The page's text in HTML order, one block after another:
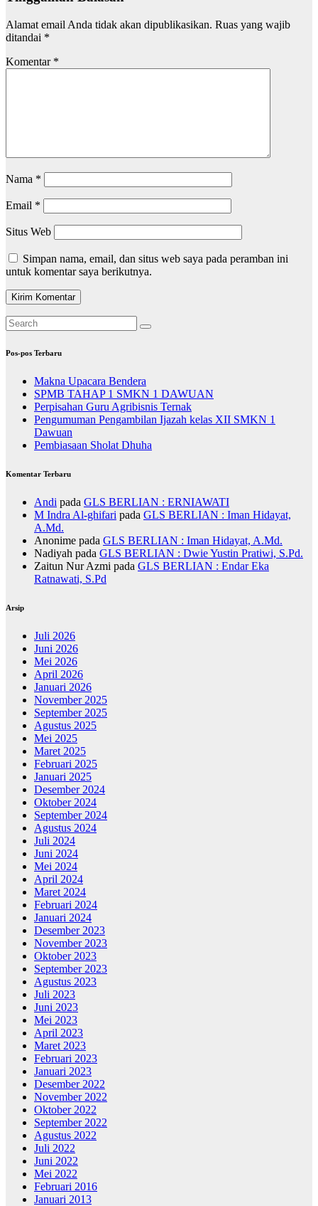
Alamat email Anda tidak akan dipublikasikan. Ruas yang wajib
ditandai *
Komentar *
Nama *
Email *
Situs Web
Simpan nama, email, dan situs web saya pada peramban ini
untuk komentar saya berikutnya.
Pos-pos Terbaru
Makna Upacara Bendera
SPMB TAHAP 1 SMKN 1 DAWUAN
Perpisahan Guru Agribisnis Ternak
Pengumuman Pengambilan Ijazah kelas XII SMKN 1
Dawuan
Pembiasaan Sholat Dhuha
Komentar Terbaru
Andi pada GLS BERLIAN : ERNIAWATI
M Indra Al-ghifari pada GLS BERLIAN : Iman Hidayat,
A.Md.
Anonime pada GLS BERLIAN : Iman Hidayat, A.Md.
Nadiyah pada GLS BERLIAN : Dwie Yustin Pratiwi, S.Pd.
Zaitun Nur Azmi pada GLS BERLIAN : Endar Eka
Ratnawati, S.Pd
Arsip
Juli 2026
Juni 2026
Mei 2026
April 2026
Januari 2026
November 2025
September 2025
Agustus 2025
Mei 2025
Maret 2025
Februari 2025
Januari 2025
Desember 2024
Oktober 2024
September 2024
Agustus 2024
Juli 2024
Juni 2024
Mei 2024
April 2024
Maret 2024
Februari 2024
Januari 2024
Desember 2023
November 2023
Oktober 2023
September 2023
Agustus 2023
Juli 2023
Juni 2023
Mei 2023
April 2023
Maret 2023
Februari 2023
Januari 2023
Desember 2022
November 2022
Oktober 2022
September 2022
Agustus 2022
Juli 2022
Juni 2022
Mei 2022
Februari 2016
Januari 2013